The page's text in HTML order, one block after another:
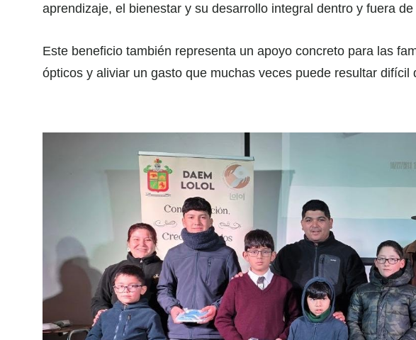
aprendizaje, el bienestar y su desarrollo integral dentro y fuera
Este beneficio también representa un apoyo concreto para las
ópticos y aliviar un gasto que muchas veces puede resultar difícil